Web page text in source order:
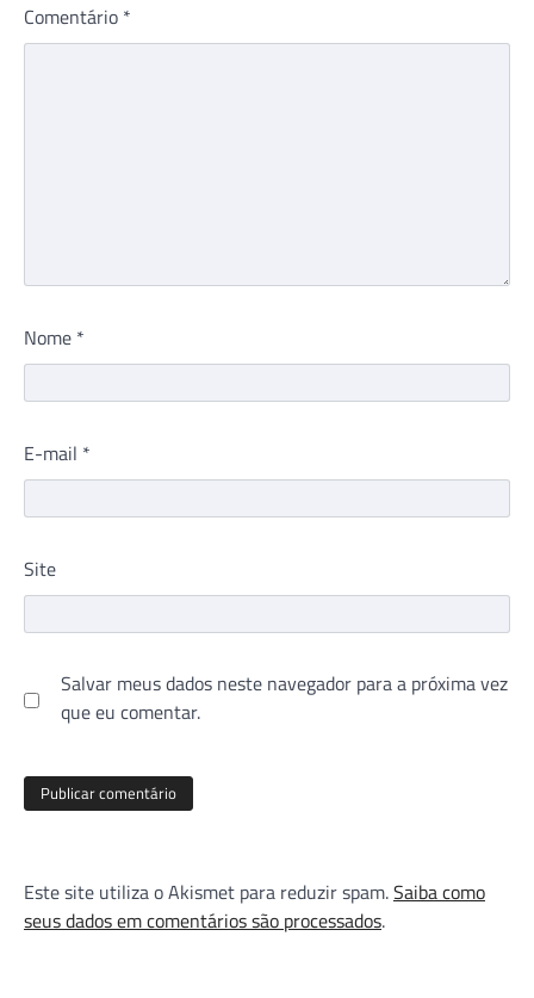
Comentário *
Nome *
E-mail *
Site
Salvar meus dados neste navegador para a próxima vez
que eu comentar.
Este site utiliza o Akismet para reduzir spam.Saiba como
seus dados em comentários são processados.